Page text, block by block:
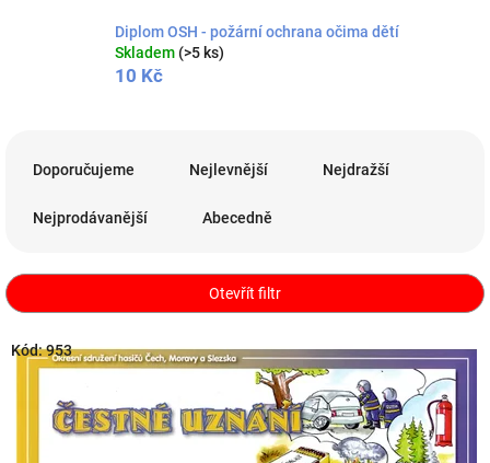
Diplom OSH - požární ochrana očima dětí
Skladem (>5 ks)
10 Kč
p
r
d
Doporučujeme Nejlevnější Nejdražší
Nejprodávanější Abecedně
Otevřít filtr
V
Kód:953